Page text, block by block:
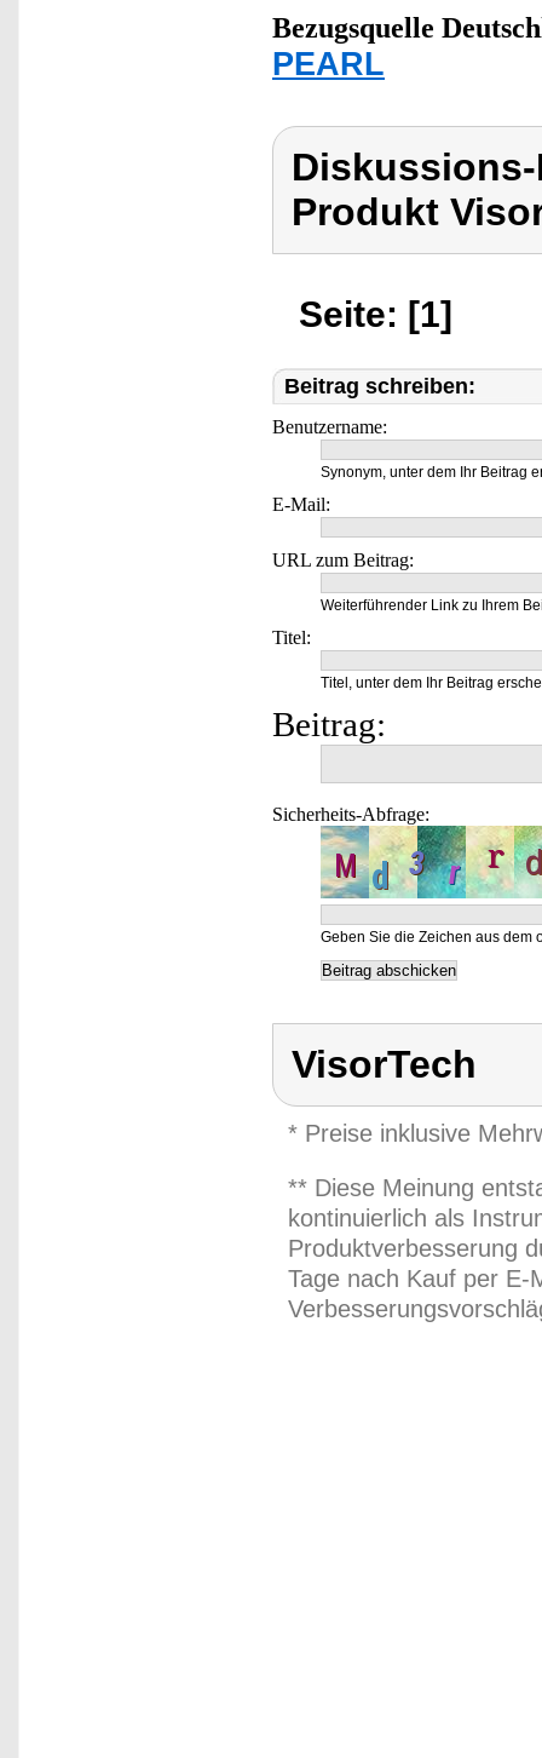
Bezugsquelle
PEARL
Produkt
Seite: [1]
Beitrag schreiben:
Benutzername:
Synonym, unter dem Ihr Beitrag
E-Mail:
URL zum Beitrag:
Weiterführender Link zu Ihrem
Titel:
Titel, unter dem Ihr Beitrag
Beitrag:
Sicherheits-Abfrage:
Geben Sie die Zeichen aus dem
VisorTech
* Preise inklusive
** Diese Meinung
kontinuierlich als
Produktverbesserung
Tage nach Kauf per E-